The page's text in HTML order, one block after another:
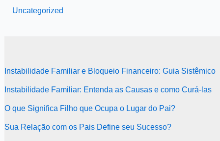
Uncategorized
Instabilidade Familiar e Bloqueio Financeiro: Guia Sistêmico
Instabilidade Familiar: Entenda as Causas e como Curá-las
O que Significa Filho que Ocupa o Lugar do Pai?
Sua Relação com os Pais Define seu Sucesso?